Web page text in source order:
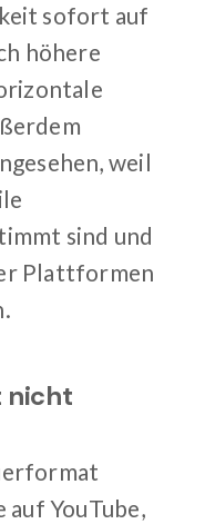
sofort auf
höhere
weil
sind und
Plattformen
nicht
YouTube,